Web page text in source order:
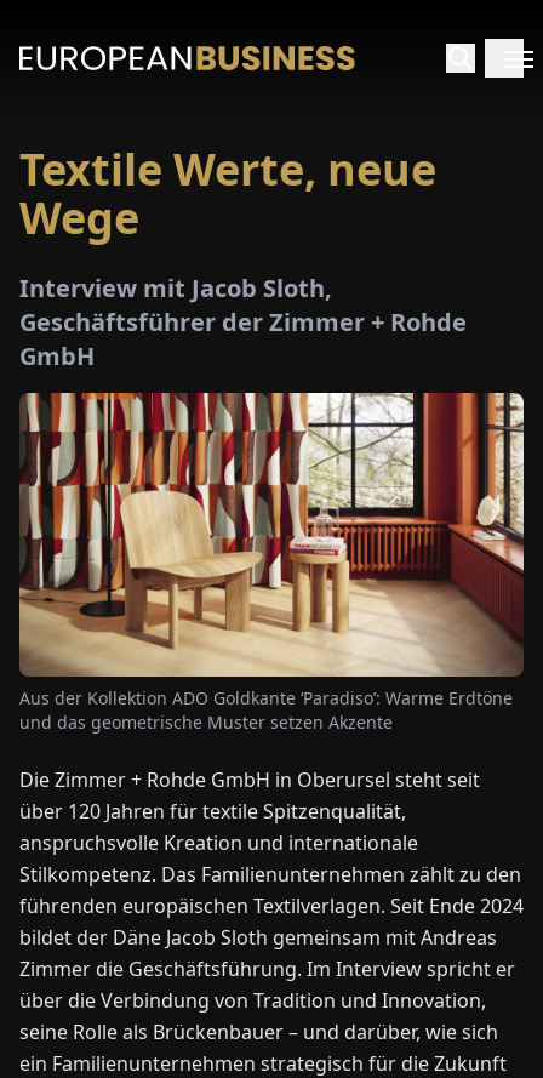
PAPER
NEWS
ÜBER
UNS
EN DEFRESITNLPLHU
ZU
UNS
Textile Werte, neue
Wege
Interview mit Jacob Sloth,
Geschäftsführer der Zimmer + Rohde
GmbH
Aus der Kollektion ADO Goldkante ‘Paradiso’: Warme Erdtöne
und das geometrische Muster setzen Akzente
Die Zimmer + Rohde GmbH in Oberursel steht seit
über 120 Jahren für textile Spitzenqualität,
anspruchsvolle Kreation und internationale
Stilkompetenz. Das Familienunternehmen zählt zu den
führenden europäischen Textilverlagen. Seit Ende 2024
bildet der Däne Jacob Sloth gemeinsam mit Andreas
Zimmer die Geschäftsführung. Im Interview spricht er
über die Verbindung von Tradition und Innovation,
seine Rolle als Brückenbauer – und darüber, wie sich
ein Familienunternehmen strategisch für die Zukunft